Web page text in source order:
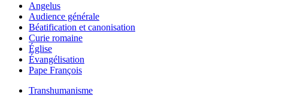
Angelus
Audience générale
Béatification et canonisation
Curie romaine
Église
Évangélisation
Pape François
Transhumanisme